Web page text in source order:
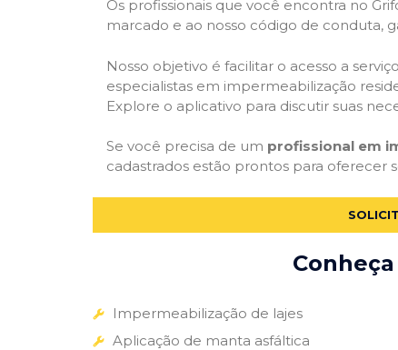
Os profissionais que você encontra no
marcado e ao nosso código de conduta,
Nosso objetivo é facilitar o acesso a
especialistas em impermeabilização
Explore o aplicativo para discutir suas
Se você precisa de um profissional em
cadastrados estão prontos para oferecer
Impermeabilização de lajes
Aplicação de manta asfáltica